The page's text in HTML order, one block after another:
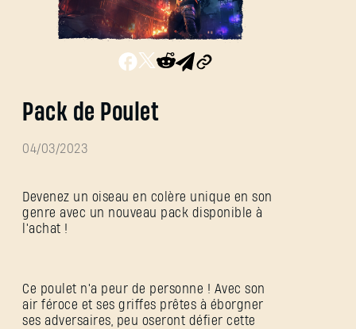
Pack de Poulet
04/03/2023
Devenez un oiseau en colère unique en son
genre avec un nouveau pack disponible à
l'achat !
Ce poulet n'a peur de personne ! Avec son
air féroce et ses griffes prêtes à éborgner
ses adversaires, peu oseront défier cette